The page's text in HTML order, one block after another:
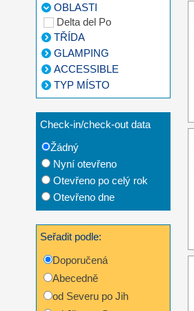
OBLASTI
Delta del Po
TŘÍDA
GLAMPING
ACCESSIBLE
TYP MÍSTO
Check-in/check-out data
Žádný
Nyní otevřeno
Otevřeno po celý rok
Otevřeno dne
Seřadit podle:
Doporučená
Abecedně
od Severu po Jih